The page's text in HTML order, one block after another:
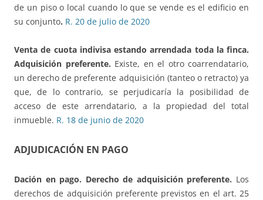
de un piso o local cuando lo que se vende es el edificio en
su conjunto. R. 20 de julio de 2020
Venta de cuota indivisa estando arrendada toda la finca.
Adquisición preferente. Existe, en el otro coarrendatario,
un derecho de preferente adquisición (tanteo o retracto) ya
que, de lo contrario, se perjudicaría la posibilidad de
acceso de este arrendatario, a la propiedad del total
inmueble. R. 18 de junio de 2020
ADJUDICACIÓN EN PAGO
Dación en pago. Derecho de adquisición preferente. Los
derechos de adquisición preferente previstos en el art. 25